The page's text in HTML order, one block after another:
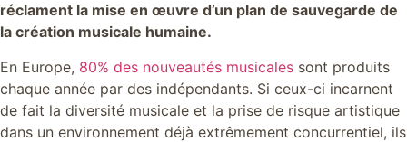
réclament la mise en œuvre d’un plan de sauvegarde de
la création musicale humaine.
En Europe, 80% des nouveautés musicales sont produits
chaque année par des indépendants. Si ceux-ci incarnent
de fait la diversité musicale et la prise de risque artistique
dans un environnement déjà extrêmement concurrentiel, ils